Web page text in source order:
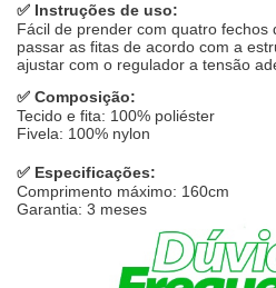
✅ Instruções de uso:
Fácil de prender com quatro fechos
passar as fitas de acordo com a
ajustar com o regulador a tensão
✅ Composição:
Tecido e fita: 100% poliéster
Fivela: 100% nylon
✅ Especificações:
Comprimento máximo: 160cm
Garantia: 3 meses